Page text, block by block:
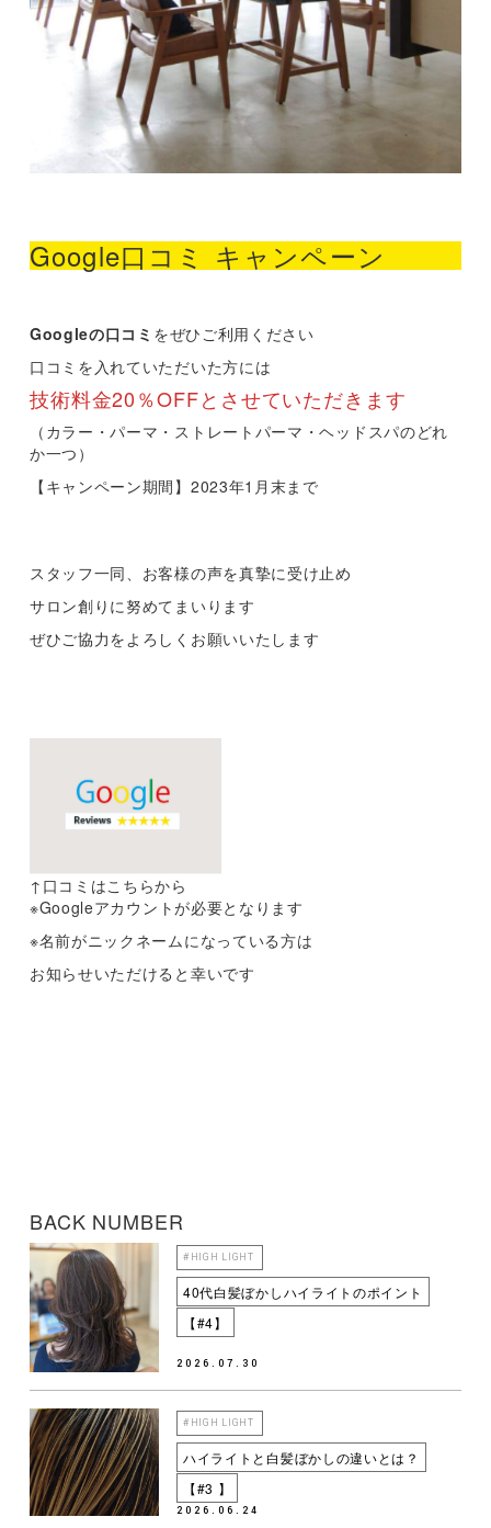
Google口コミ キャンペーン
Googleの口コミ をぜひご利用ください
口コミを入れていただいた方には
技術料金20％OFFとさせていただきます
（カラー・パーマ・ストレートパーマ・ヘッドスパのどれ
か一つ）
【キャンペーン期間】2023年1月末まで
スタッフ一同、お客様の声を真摯に受け止め
サロン創りに努めてまいります
ぜひご協力をよろしくお願いいたします
↑口コミはこちらから
※Googleアカウントが必要となります
※名前がニックネームになっている方は
お知らせいただけると幸いです
BACK NUMBER
#HIGH LIGHT
40代白髪ぼかしハイライトのポイント
【#4】
2026.07.30
#HIGH LIGHT
ハイライトと白髪ぼかしの違いとは？
【#3 】
2026.06.24